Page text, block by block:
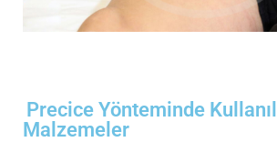
Precice Yönteminde
Malzemeler